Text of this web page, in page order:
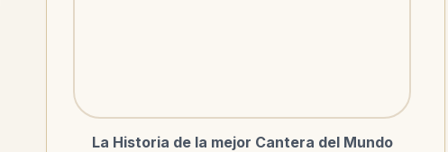
La Historia de la mejor Cantera del Mundo